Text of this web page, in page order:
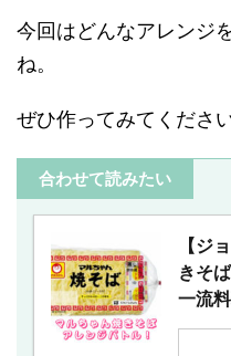
今回はどんなアレンジ
ね。
ぜひ作ってみてください
合わせて読みたい
【ジ
きそ
一流